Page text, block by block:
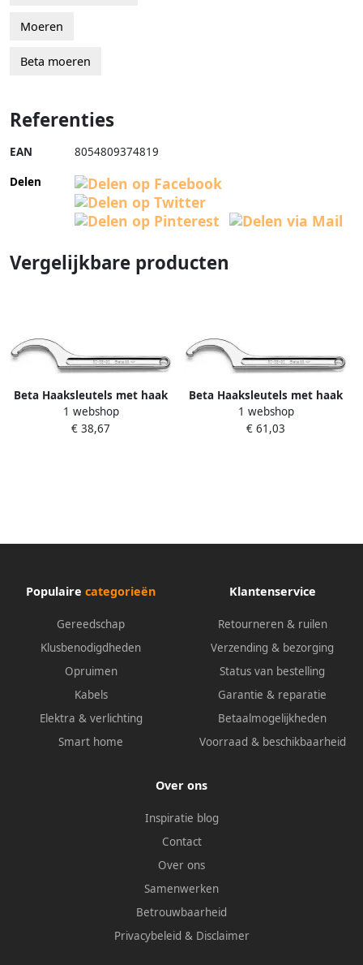
Moeren
Beta moeren
Referenties
EAN 8054809374819
Delen
Vergelijkbare producten
Beta Haaksleutels met haak
voor moeren UNI ISO 2982
2983 99 92-95 000990092
1 webshop
€ 38,67
Beta Haaksleutels met haak
voor moeren UNI ISO 2982
2983 99 120-125-130
1 webshop
€ 61,03
Populaire categorieën
Gereedschap
Klusbenodigdheden
Opruimen
Kabels
Elektra & verlichting
Smart home
Klantenservice
Retourneren & ruilen
Verzending & bezorging
Status van bestelling
Garantie & reparatie
Betaalmogelijkheden
Voorraad & beschikbaarheid
Over ons
Inspiratie blog
Contact
Over ons
Samenwerken
Betrouwbaarheid
Privacybeleid & Disclaimer